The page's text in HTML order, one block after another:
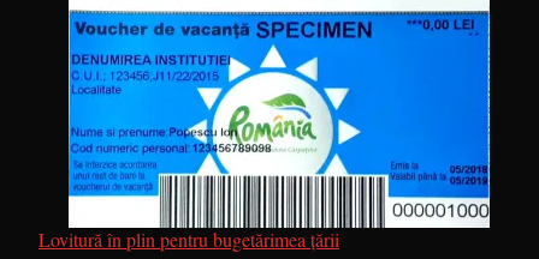
Lovitură în plin pentru bugetărimea țării